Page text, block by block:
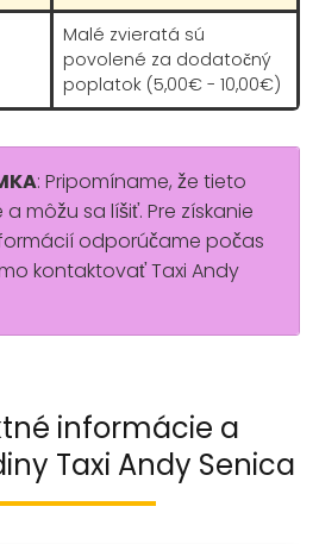
Malé zvieratá sú
povolené za dodatočný
poplatok (5,00€ - 10,00€)
: Pripomíname, že tieto
môžu sa líšiť. Pre získanie
odporúčame počas
kontaktovať Taxi Andy
informácie a
Taxi Andy Senica